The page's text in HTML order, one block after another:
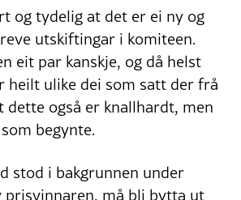
og tydelig at det er ei ny og
utskiftingar i komiteen.
eit par kanskje, og då helst
heilt ulike dei som satt der frå
dette også er knallhardt, men
begynte.
stod i bakgrunnen under
prisvinnaren, må bli bytta ut